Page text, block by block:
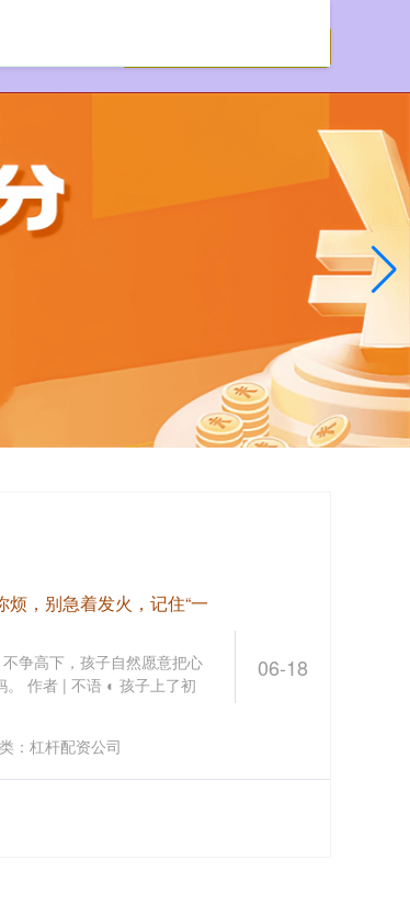
06-18
，别急着发火，记住“一
争高下，孩子自然愿意把心
作者 | 不语 ◐ 孩子上了初
： 杠杆配资公司